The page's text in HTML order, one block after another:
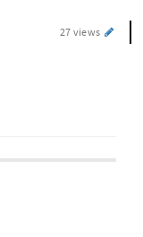
27 views